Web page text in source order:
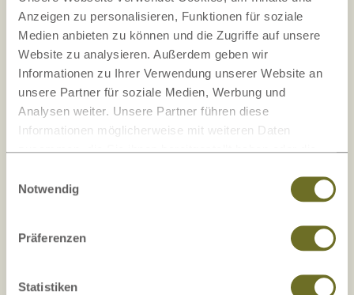
Anzeigen zu personalisieren, Funktionen für soziale
Medien anbieten zu können und die Zugriffe auf unsere
Website zu analysieren. Außerdem geben wir
Informationen zu Ihrer Verwendung unserer Website an
unsere Partner für soziale Medien, Werbung und
Analysen weiter. Unsere Partner führen diese
Informationen möglicherweise mit weiteren Daten
zusammen, die Sie ihnen bereitgestellt haben oder die
haben.
Notwendig
Präferenzen
Statistiken
6 Wochen Geld-zurück-Garantie
LaModula gewährt Ihnen eine freiwillige 6